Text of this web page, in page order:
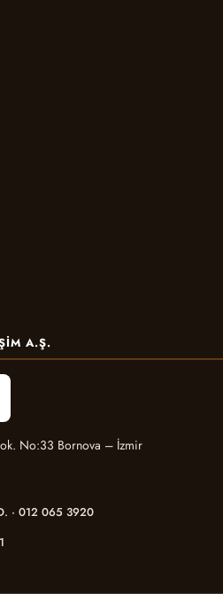
A.Ş.
No:33 Bornova – İzmir
· 012 065 3920